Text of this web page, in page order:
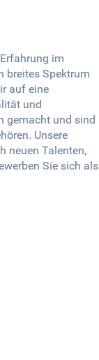
im
breites Spektrum
auf eine
und
gemacht und sind
Unsere
neuen Talenten,
Sie sich als